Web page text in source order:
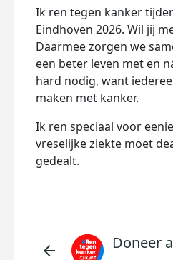
Ik ren tegen kanker
Eindhoven 2026. Wil jij
Daarmee zorgen we
een beter leven met en
hard nodig, want
maken met kanker.
Ik ren speciaal voor
vreselijke ziekte moet
gedealt.
arrow_back Doneer